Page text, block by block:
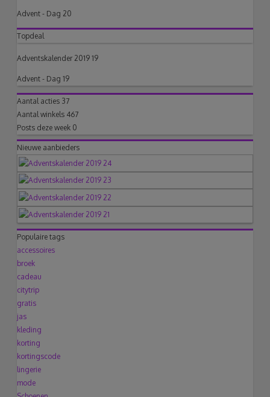
Advent - Dag 20
Topdeal
Adventskalender 2019 19
Advent - Dag 19
Aantal acties 37
Aantal winkels 467
Posts deze week 0
Nieuwe aanbieders
Populaire tags
accessoires
broek
cadeau
citytrip
gratis
jas
kleding
korting
kortingscode
lingerie
mode